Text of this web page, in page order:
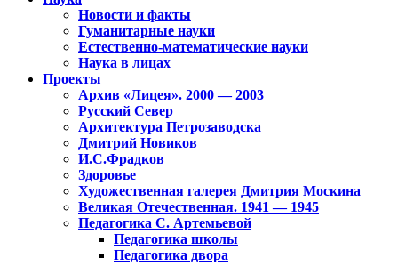
Новости и факты
Гуманитарные науки
Естественно-математические науки
Наука в лицах
Проекты
Архив «Лицея». 2000 — 2003
Русский Север
Архитектура Петрозаводска
Дмитрий Новиков
И.С.Фрадков
Здоровье
Художественная галерея Дмитрия Москина
Великая Отечественная. 1941 — 1945
Педагогика С. Артемьевой
Педагогика школы
Педагогика двора